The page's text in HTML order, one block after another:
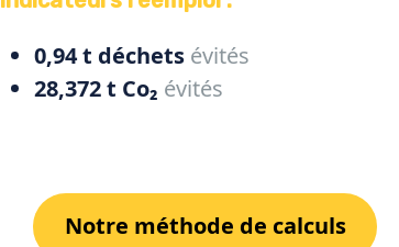
0,94 t déchets évités
28,372 t Co₂ évités
Notre méthode de calculs